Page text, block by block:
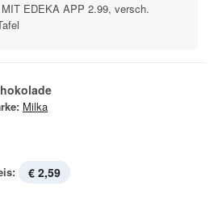
EDEKA APP 2.99, versch.
Milka
€ 2,59